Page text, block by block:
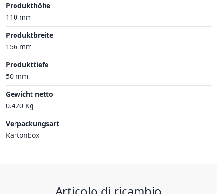
Produkthöhe
110 mm
Produktbreite
156 mm
Produkttiefe
50 mm
Gewicht netto
0.420 Kg
Verpackungsart
Kartonbox
Articolo di ricambio